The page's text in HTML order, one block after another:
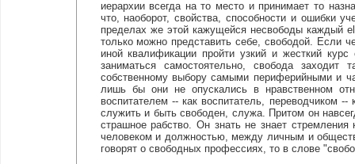
иерархии всегда на то место и принимает то
что, наоборот, свойства, способности и ошибки
пределах же этой кажущейся несвободы каждый
только можно представить себе, свободой. Если
иной квалификации пройти узкий и жесткий
заниматься самостоятельно, свобода
собственному выбору самыми периферийными и
лишь бы они не опускались в нравственном
воспитателем -- как воспитатель, переводчиком
служить и быть свободен, служа. Притом он
страшное рабство. Он знать не знает
человеком и должностью, между личным и
говорят о свободных профессиях, то в слове